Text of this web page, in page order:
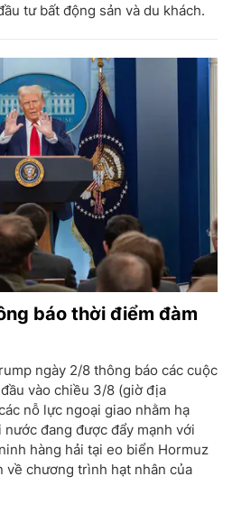
tư bất động sản và du khách.
báo thời điểm đàm
ngày 2/8 thông báo các cuộc
vào chiều 3/8 (giờ địa
nỗ lực ngoại giao nhằm hạ
đang được đẩy mạnh với
hàng hải tại eo biển Hormuz
về chương trình hạt nhân của